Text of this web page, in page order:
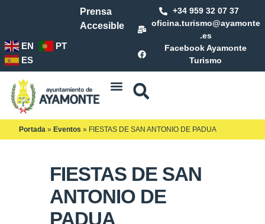
Prensa
Accesible
+34 959 32 07 37
oficina.turismo@ayamonte
.es
Facebook Ayamonte
Turismo
EN
PT
ES
Portada » Eventos » FIESTAS DE SAN ANTONIO DE PADUA
FIESTAS DE SAN
ANTONIO DE
PADUA